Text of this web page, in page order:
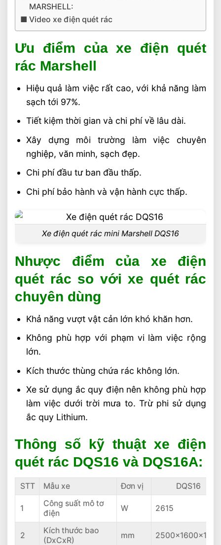
MARSHELL:
Video xe điện quét rác
Ưu điểm của xe điện quét
rác Marshell
Hiệu quả làm việc rất cao, với khả năng làm
sạch tới 97%.
Tiết kiệm thời gian và chi phí về lâu dài.
Xây dựng môi trường làm việc chuyên
nghiệp, văn minh, sạch đẹp.
Chi phí đầu tư ban đầu thấp.
Chi phí bảo hành và vận hành cực thấp.
Xe điện quét rác mini Marshell DQS16
Nhược điểm của xe điện
quét rác so với xe quét rác
chuyên dùng
Khả năng vượt vật cản lớn khó khăn hơn.
Không phù hợp với phạm vi làm việc rộng
lớn.
Kích thước thùng chứa rác không lớn.
Xe sử dụng ắc quy điện nên không phù hợp
làm việc dưới trời mưa to. Trừ phi sử dụng
ắc quy Lithium.
Thông số kỹ thuật xe điện
quét rác DQS16 và DQS16A:
STT Mẫu xe Đơn vị DQS16
1
Công suất mô tơ
điện
W 2615
2
Kích thước bao
(DxCxR)
mm 2500x1600x1400